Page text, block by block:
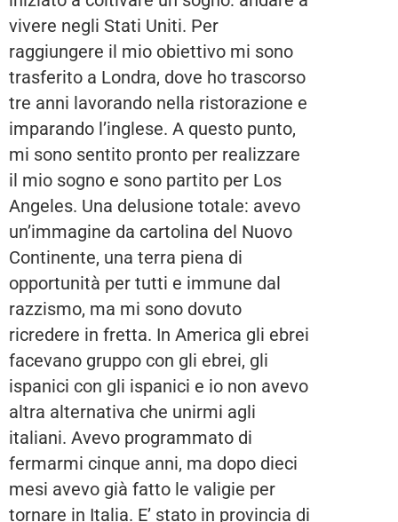
vivere negli Stati Uniti. Per
raggiungere il mio obiettivo mi sono
trasferito a Londra, dove ho trascorso
tre anni lavorando nella ristorazione e
imparando l’inglese. A questo punto,
mi sono sentito pronto per realizzare
il mio sogno e sono partito per Los
Angeles. Una delusione totale: avevo
un’immagine da cartolina del Nuovo
Continente, una terra piena di
opportunità per tutti e immune dal
razzismo, ma mi sono dovuto
ricredere in fretta. In America gli ebrei
facevano gruppo con gli ebrei, gli
ispanici con gli ispanici e io non avevo
altra alternativa che unirmi agli
italiani. Avevo programmato di
fermarmi cinque anni, ma dopo dieci
mesi avevo già fatto le valigie per
tornare in Italia. E’ stato in provincia di